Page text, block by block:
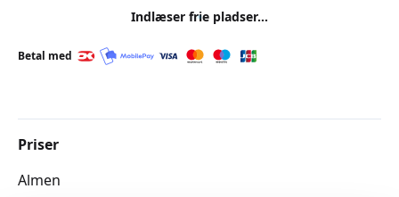
undervisningen tilpasses den enkeltes standpunkt og
NB. Det gælder for alle kurser i musik og sang, at 1
undervisningsgang er 22,5 minutter for den enkelte
Ønsker du undervisning sammen med en ven i en hel
Indlæser frie pladser...
Betal med
Priser
Almen